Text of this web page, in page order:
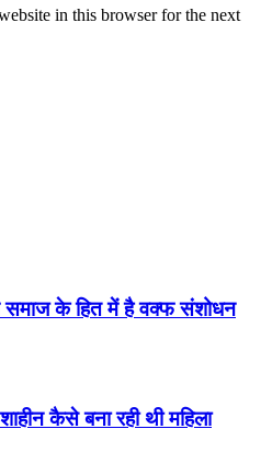
in this browser for the next
समाज के हित में है वक्फ संशोधन
कैसे बना रही थी महिला